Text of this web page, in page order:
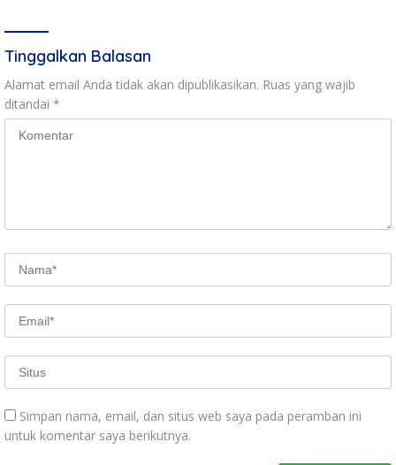
Tinggalkan Balasan
Alamat email Anda tidak akan dipublikasikan. Ruas yang wajib
ditandai *
Simpan nama, email, dan situs web saya pada peramban ini
untuk komentar saya berikutnya.